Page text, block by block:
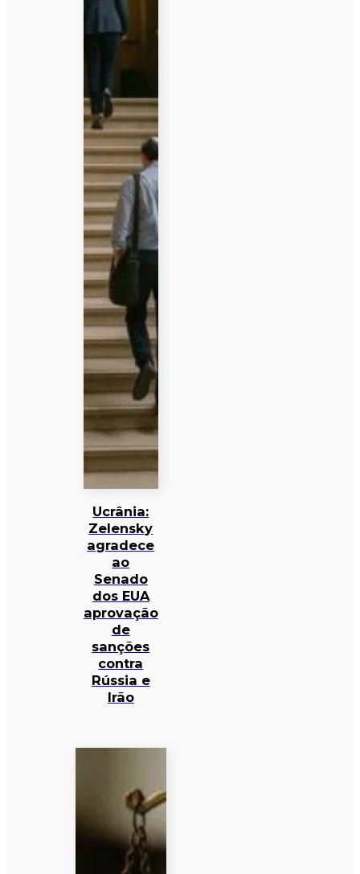
Ucrânia:
Zelensky
agradece
ao
Senado
dos EUA
aprovação
de
sanções
contra
Rússia e
Irão